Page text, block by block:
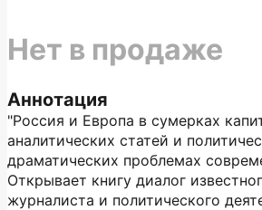
Аннотация
"Россия и Европа в сумерках
аналитических статей и
драматических проблемах
Открывает книгу диалог
журналиста и политического
Нет в продаже